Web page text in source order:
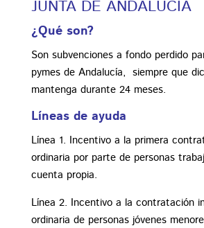
JUNTA DE ANDALUCIA
¿Qué son?
Son subvenciones a fondo perdido
pymes de Andalucía, siempre que
mantenga durante 24 meses.
Líneas de ayuda
Línea 1. Incentivo a la primera
ordinaria por parte de personas
cuenta propia.
Línea 2. Incentivo a la contratación
ordinaria de personas jóvenes